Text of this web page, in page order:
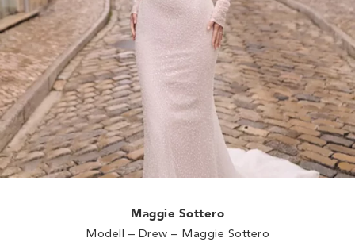
Maggie Sottero
Modell – Drew – Maggie Sottero